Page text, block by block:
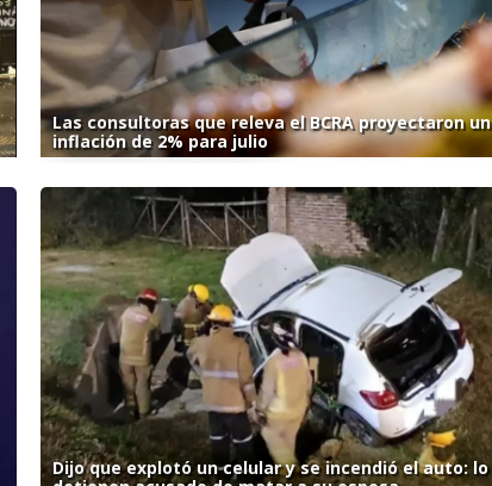
Las consultoras que releva el BCRA proyectaron
inflación de 2% para julio
Dijo que explotó un celular y se incendió el auto: lo